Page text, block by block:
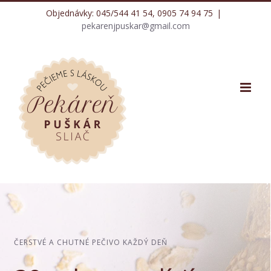
Objednávky: 045/544 41 54, 0905 74 94 75 |
pekarenjpuskar@gmail.com
ČERSTVÉ A CHUTNÉ PEČIVO KAŽDÝ DEŇ